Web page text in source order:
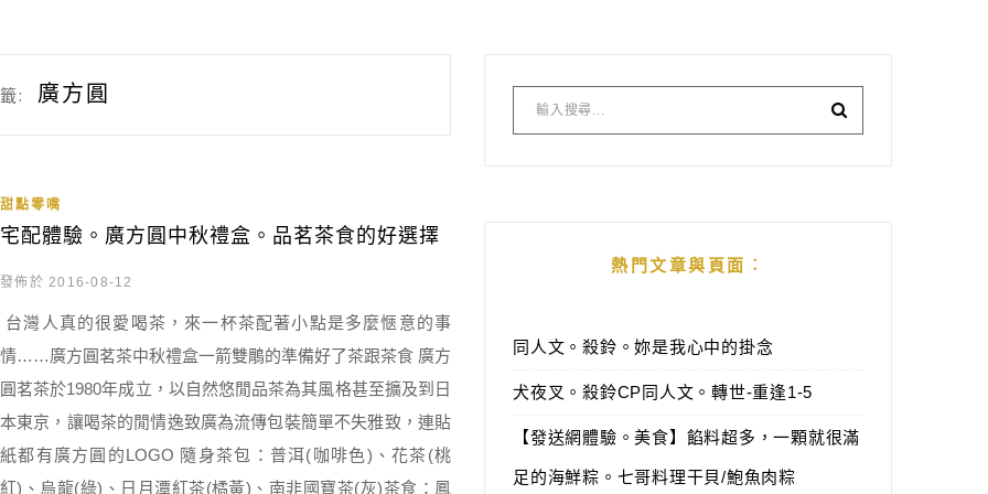
: 廣方圓
甜點零嘴
宅配體驗。廣方圓中秋禮盒。品茗茶食的好選擇
發佈於 2016-08-12
台灣人真的很愛喝茶，來一杯茶配著小點是多麼愜意的事
情……廣方圓茗茶中秋禮盒一箭雙鵰的準備好了茶跟茶食 廣方
圓茗茶於1980年成立，以自然悠閒品茶為其風格甚至擴及到日
本東京，讓喝茶的閒情逸致廣為流傳包裝簡單不失雅致，連貼
紙都有廣方圓的LOGO 隨身茶包：普洱(咖啡色)、花茶(桃
紅)、烏龍(綠)、日月潭紅茶(橘黃)、南非國寶茶(灰)茶食：鳳
熱門文章與頁面︰
同人文。殺鈴。妳是我心中的掛念
犬夜叉。殺鈴CP同人文。轉世-重逢1-5
【發送網體驗。美食】餡料超多，一顆就很滿
足的海鮮粽。七哥料理干貝/鮑魚肉粽